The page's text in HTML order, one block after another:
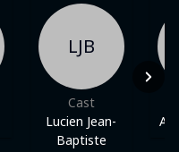
LJB
Cast
Lucien Jean-
Baptiste